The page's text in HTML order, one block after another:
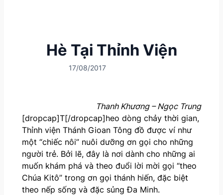
Hè Tại Thỉnh Viện
17/08/2017
Thanh Khương – Ngọc Trung
[dropcap]T[/dropcap]heo dòng chảy thời gian,
Thỉnh viện Thánh Gioan Tông đồ được ví như
một “chiếc nôi” nuôi dưỡng ơn gọi cho những
người trẻ. Bởi lẽ, đây là nơi dành cho những ai
muốn khám phá và theo đuổi lời mời gọi “theo
Chúa Kitô” trong ơn gọi thánh hiến, đặc biệt
theo nếp sống và đặc sủng Đa Minh.